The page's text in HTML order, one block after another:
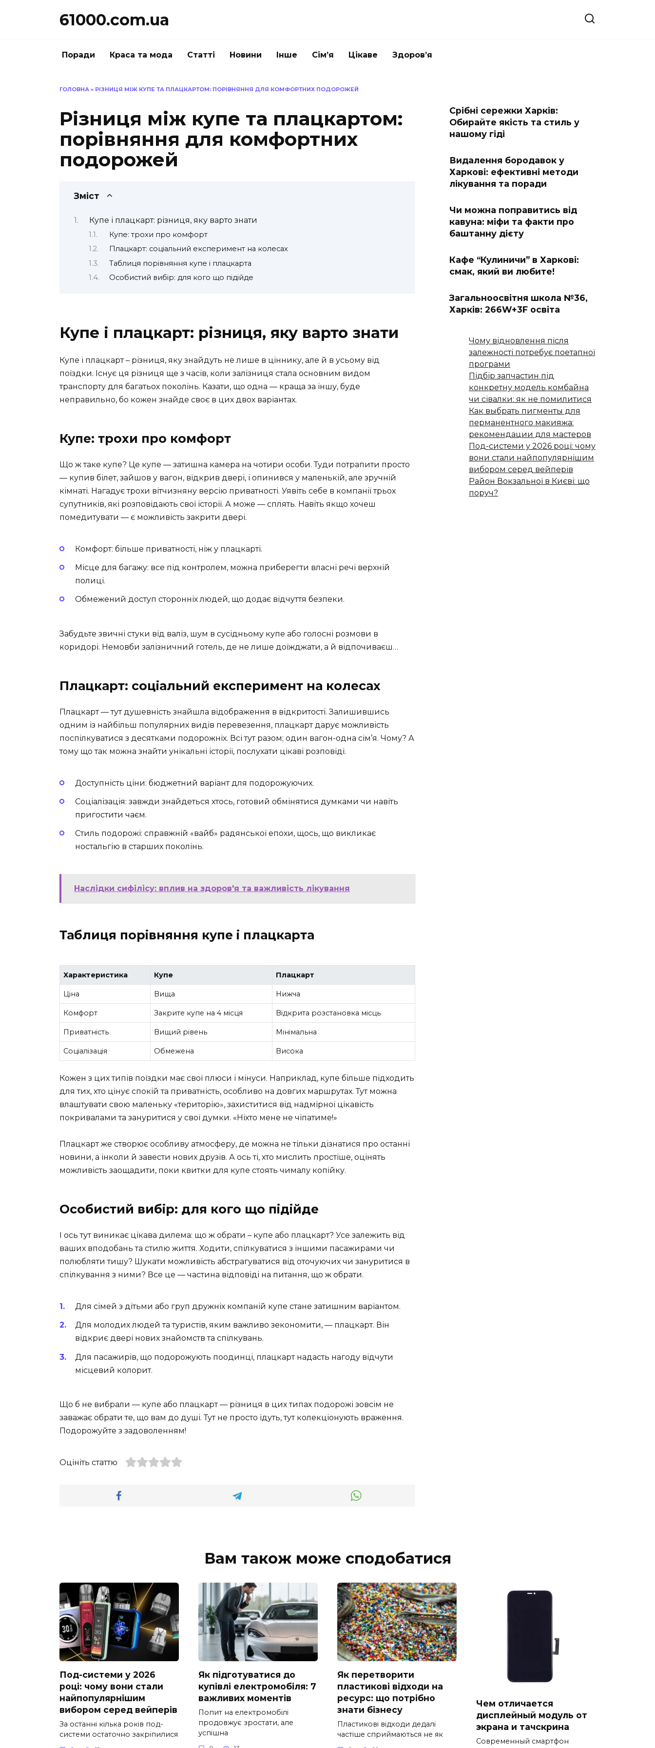
61000.com.ua
Поради Краса та мода Статті Новини Інше Сім’я Цікаве Здоров’я
ГОЛОВНА » РІЗНИЦЯ МІЖ КУПЕ ТА ПЛАЦКАРТОМ: ПОРІВНЯННЯ ДЛЯ КОМФОРТНИХ ПОДОРОЖЕЙ
Різниця між купе та плацкартом:
порівняння для комфортних
подорожей
Зміст
Купе і плацкарт: різниця, яку варто знати
Купе: трохи про комфорт
Плацкарт: соціальний експеримент на колесах
Таблиця порівняння купе і плацкарта
Особистий вибір: для кого що підійде
Купе і плацкарт: різниця, яку варто знати
Купе і плацкарт – різниця, яку знайдуть не лише в ціннику, але й в усьому від
поїздки. Існує ця різниця ще з часів, коли залізниця стала основним видом
транспорту для багатьох поколінь. Казати, що одна — краща за іншу, буде
неправильно, бо кожен знайде своє в цих двох варіантах.
Купе: трохи про комфорт
Що ж таке купе? Це купе — затишна камера на чотири особи. Туди потрапити просто
— купив білет, зайшов у вагон, відкрив двері, і опинився у маленькій, але зручній
кімнаті. Нагадує трохи вітчизняну версію приватності. Уявіть себе в компанії трьох
супутників, які розповідають свої історії. А може — сплять. Навіть якщо хочеш
помедитувати — є можливість закрити двері.
Комфорт: більше приватності, ніж у плацкарті.
Місце для багажу: все під контролем, можна приберегти власні речі верхній
полиці.
Обмежений доступ сторонніх людей, що додає відчуття безпеки.
Забудьте звичні стуки від валіз, шум в сусідньому купе або голосні розмови в
коридорі. Немовби залізничний готель, де не лише доїжджати, а й відпочиваєш…
Плацкарт: соціальний експеримент на колесах
Плацкарт — тут душевність знайшла відображення в відкритості. Залишившись
одним із найбільш популярних видів перевезення, плацкарт дарує можливість
поспілкуватися з десятками подорожніх. Всі тут разом; один вагон-одна сім’я. Чому? А
тому що так можна знайти унікальні історії, послухати цікаві розповіді.
Доступність ціни: бюджетний варіант для подорожуючих.
Соціалізація: завжди знайдеться хтось, готовий обмінятися думками чи навіть
пригостити чаєм.
Стиль подорожі: справжній «вайб» радянської епохи, щось, що викликає
ностальгію в старших поколінь.
Наслідки сифілісу: вплив на здоров'я та важливість лікування
Таблиця порівняння купе і плацкарта
Характеристика Купе Плацкарт
Ціна Вища Нижча
Комфорт Закрите купе на 4 місця Відкрита розстановка місць
Приватність Вищий рівень Мінімальна
Соціалізація Обмежена Висока
Кожен з цих типів поїздки має свої плюси і мінуси. Наприклад, купе більше підходить
для тих, хто цінує спокій та приватність, особливо на довгих маршрутах. Тут можна
влаштувати свою маленьку «територію», захиститися від надмірної цікавість
покривалами та зануритися у свої думки. «Ніхто мене не чіпатиме!»
Плацкарт же створює особливу атмосферу, де можна не тільки дізнатися про останні
новини, а інколи й завести нових друзів. А ось ті, хто мислить простіше, оцінять
можливість заощадити, поки квитки для купе стоять чималу копійку.
Особистий вибір: для кого що підійде
І ось тут виникає цікава дилема: що ж обрати – купе або плацкарт? Усе залежить від
ваших вподобань та стилю життя. Ходити, спілкуватися з іншими пасажирами чи
полюбляти тишу? Шукати можливість абстрагуватися від оточуючих чи зануритися в
спілкування з ними? Все це — частина відповіді на питання, що ж обрати.
Для сімей з дітьми або груп дружніх компаній купе стане затишним варіантом.
Для молодих людей та туристів, яким важливо зекономити, — плацкарт. Він
відкриє двері нових знайомств та спілкувань.
Для пасажирів, що подорожують поодинці, плацкарт надасть нагоду відчути
місцевий колорит.
Що б не вибрали — купе або плацкарт — різниця в цих типах подорожі зовсім не
заважає обрати те, що вам до душі. Тут не просто їдуть, тут колекціонують враження.
Подорожуйте з задоволенням!
Оцініть статтю
Срібні сережки Харків:
Обирайте якість та стиль у
нашому гіді
Видалення бородавок у
Харкові: ефективні методи
лікування та поради
Чи можна поправитись від
кавуна: міфи та факти про
баштанну дієту
Кафе “Кулиничи” в Харкові:
смак, який ви любите!
Загальноосвітня школа №36,
Харків: 266W+3F освіта
Чому відновлення після
залежності потребує поетапної
програми
Підбір запчастин під
конкретну модель комбайна
чи сівалки: як не помилитися
Как выбрать пигменты для
перманентного макияжа:
рекомендации для мастеров
Под-системи у 2026 році: чому
вони стали найпопулярнішим
вибором серед вейперів
Район Вокзальної в Києві: що
поруч?
Вам також може сподобатися
Под-системи у 2026
році: чому вони стали
найпопулярнішим
вибором серед вейперів
За останні кілька років под-
системи остаточно закріпилися
Як підготуватися до
купівлі електромобіля: 7
важливих моментів
Попит на електромобілі
продовжує зростати, але
успішна
Як перетворити
пластикові відходи на
ресурс: що потрібно
знати бізнесу
Пластикові відходи дедалі
частіше сприймаються не як
Чем отличается
дисплейный модуль от
экрана и тачскрина
Современный смартфон